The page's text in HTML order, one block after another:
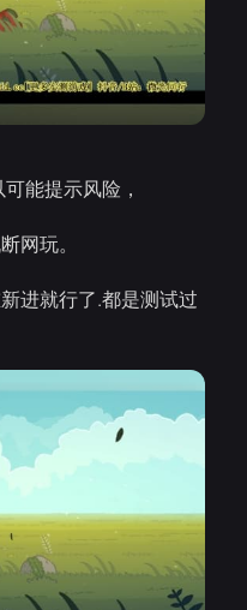
能提示风险，
网玩。
进就行了.都是测试过